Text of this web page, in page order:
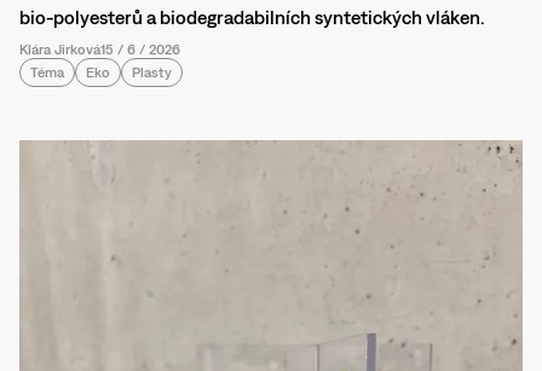
bio-polyesterů a biodegradabilních syntetických vláken.
Klára Jirková15 / 6 / 2026
Téma
Eko Plasty